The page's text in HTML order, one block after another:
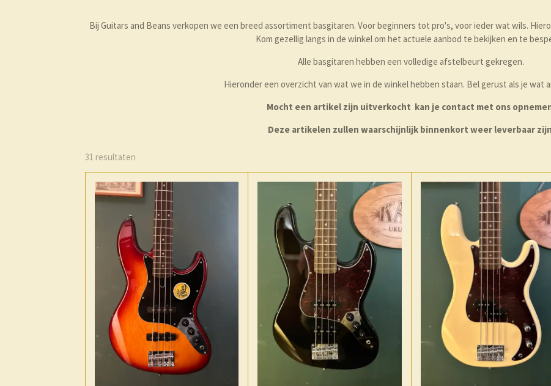
Bij Guitars and Beans verkopen we een breed assortiment basgitaren. Voor beginners tot pro's, voor ieder wat wils.
Kom gezellig langs in de winkel om het actuele aanbod te bekijken en te
Alle basgitaren hebben een volledige afstelbeurt gekregen.
Hieronder een overzicht van wat we in de winkel hebben staan. Bel gerust als je wat
Mocht een artikel zijn uitverkocht kan je contact met ons
Deze artikelen zullen waarschijnlijk binnenkort weer leverbaar
31 resultaten